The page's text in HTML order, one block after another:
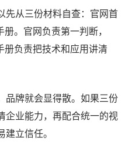
先从三份材料自查：官网首
。官网负责第一判断，
册负责把技术和应用讲清
品牌就会显得散。如果三份
企业能力，再配合统一的视
立信任。